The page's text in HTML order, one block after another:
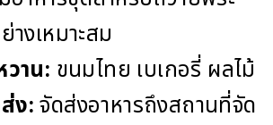
างเหมาะสม
าน: ขนมไทย เบเกอรี่ ผลไม้
ง:จัดส่งอาหารถึงสถานที่จัด